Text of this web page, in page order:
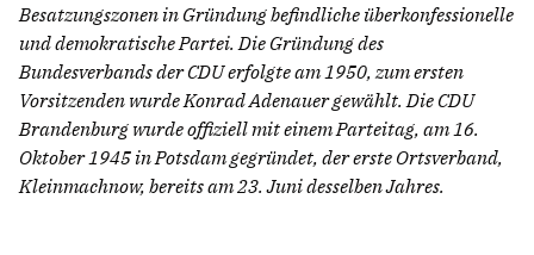
Besatzungszonen in Gründung befindliche überkonfessionelle
und demokratische Partei. Die Gründung des
Bundesverbands der CDU erfolgte am 1950, zum ersten
Vorsitzenden wurde Konrad Adenauer gewählt. Die CDU
Brandenburg wurde offiziell mit einem Parteitag, am 16.
Oktober 1945 in Potsdam gegründet, der erste Ortsverband,
Kleinmachnow, bereits am 23. Juni desselben Jahres.